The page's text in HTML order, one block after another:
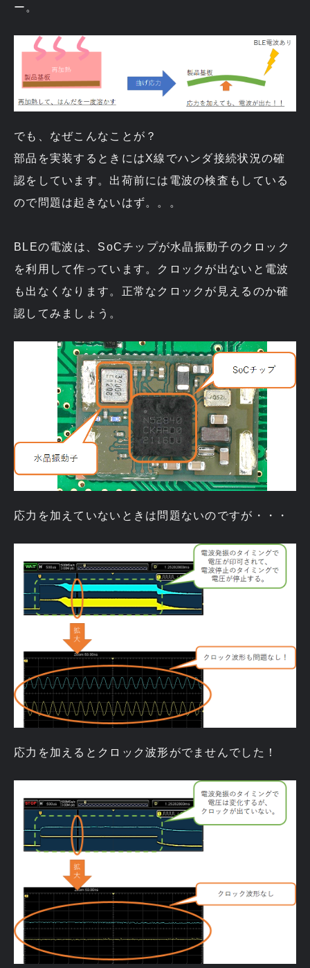
ー。
でも、なぜこんなことが？
部品を実装するときにはX線でハンダ接続状況の確
認をしています。出荷前には電波の検査もしている
ので問題は起きないはず。。。
BLEの電波は、SoCチップが水晶振動子のクロック
を利用して作っています。クロックが出ないと電波
も出なくなります。正常なクロックが見えるのか確
認してみましょう。
応力を加えていないときは問題ないのですが・・・
応力を加えるとクロック波形がでませんでした！